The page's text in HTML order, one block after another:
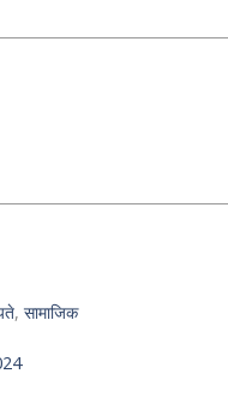
,सामाजिक